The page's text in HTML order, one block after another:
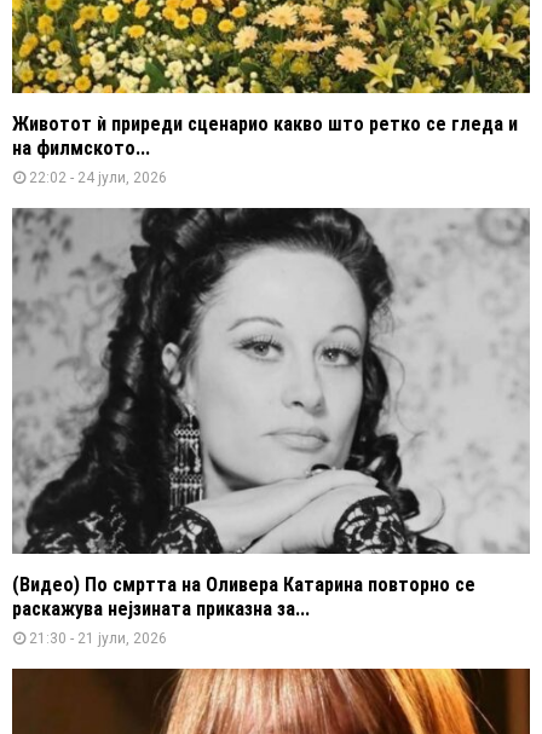
Животот ѝ приреди сценарио какво што ретко се гледа и
на филмското...
22:02 - 24 јули, 2026
(Видео) По смртта на Оливера Катарина повторно се
раскажува нејзината приказна за...
21:30 - 21 јули, 2026